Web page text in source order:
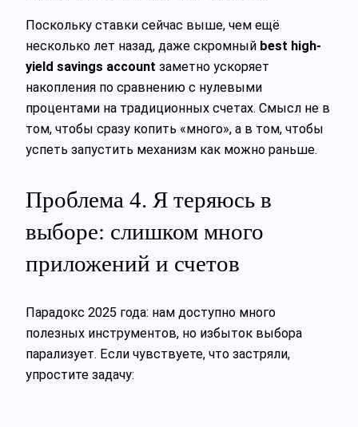
Поскольку ставки сейчас выше, чем ещё
несколько лет назад, даже скромный best high-
yield savings account заметно ускоряет
накопления по сравнению с нулевыми
процентами на традиционных счетах. Смысл не в
том, чтобы сразу копить «много», а в том, чтобы
успеть запустить механизм как можно раньше.
Проблема 4. Я теряюсь в
выборе: слишком много
приложений и счетов
Парадокс 2025 года: нам доступно много
полезных инструментов, но избыток выбора
парализует. Если чувствуете, что застряли,
упростите задачу: